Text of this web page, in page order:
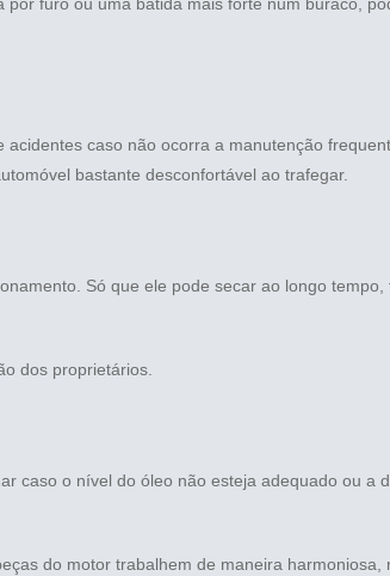
caso não ocorra a manutenção
bastante desconfortável ao trafegar.
Só que ele pode secar ao longo
dos proprietários.
caso o nível do óleo não esteja adequado ou a
do motor trabalhem de maneira harmoniosa,